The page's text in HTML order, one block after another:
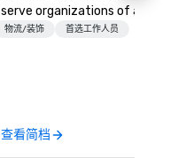
serve organizations of all
and industries through our
creates economic
物流/装饰 首选工作人员
查看简档